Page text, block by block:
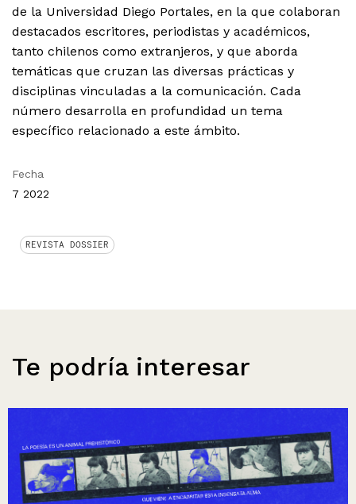
de la Universidad Diego Portales, en la que colaboran
destacados escritores, periodistas y académicos,
tanto chilenos como extranjeros, y que aborda
temáticas que cruzan las diversas prácticas y
disciplinas vinculadas a la comunicación. Cada
número desarrolla en profundidad un tema
específico relacionado a este ámbito.
Fecha
7 2022
REVISTA DOSSIER
Te podría interesar